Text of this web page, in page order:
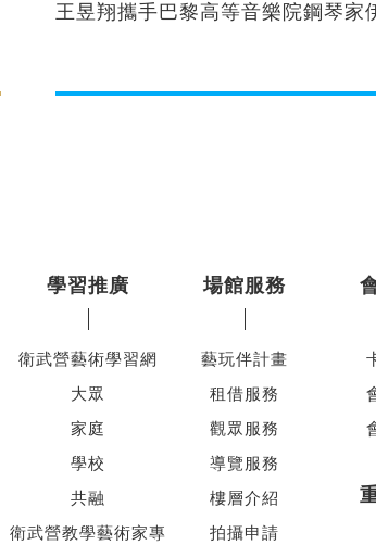
王昱翔攜手巴黎高等音樂院鋼琴家
學習推廣
衛武營藝術學習網
大眾
家庭
學校
共融
衛武營教學藝術家專
場館服務
藝玩伴計畫
租借服務
觀眾服務
導覽服務
樓層介紹
拍攝申請